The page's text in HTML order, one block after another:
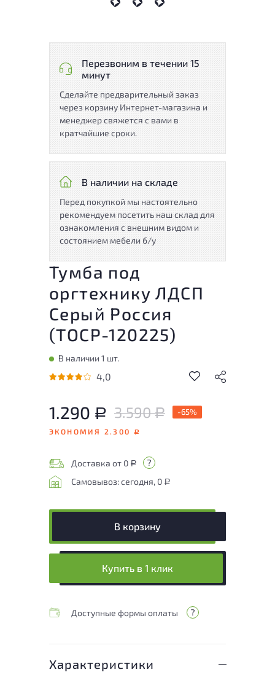
Перезвоним в течении 15
минут
Сделайте предварительный заказ
через корзину Интернет-магазина и
менеджер свяжется с вами в
кратчайшие сроки.
В наличии на складе
Перед покупкой мы настоятельно
рекомендуем посетить наш склад для
ознакомления с внешним видом и
состоянием мебели б/у
Тумба под
оргтехнику ЛДСП
Серый Россия
(ТОСР-120225)
В наличии 1 шт.
4,0
1.290 Р 3.590Р -65%
ЭКОНОМИЯ 2.300 Р
Доставка от 0 Р
Самовывоз: сегодня, 0 Р
В корзину
Купить в 1 клик
Доступные формы оплаты
Характеристики